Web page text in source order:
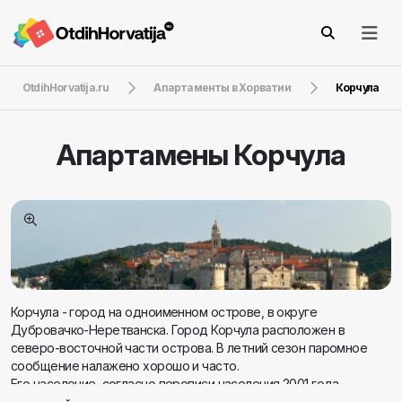
OtdihHorvatija.ru Апартаменты в Хорватии Корчула
Апартамены Корчула
Корчула - город на одноименном острове, в округе
Дубровачко-Неретванска. Город Корчула расположен в
северо-восточной части острова. В летний сезон паромное
сообщение налажено хорошо и часто.
Его население, согласно переписи населения 2001 года,